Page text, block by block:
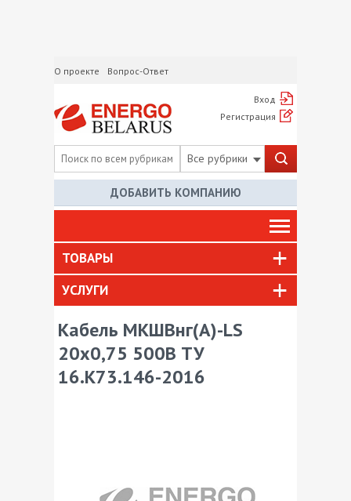
О проекте Вопрос-Ответ
Вход
Регистрация
Все рубрики
ДОБАВИТЬ КОМПАНИЮ
ТОВАРЫ
УСЛУГИ
Кабель МКШВнг(А)-LS
20х0,75 500В ТУ
16.К73.146-2016